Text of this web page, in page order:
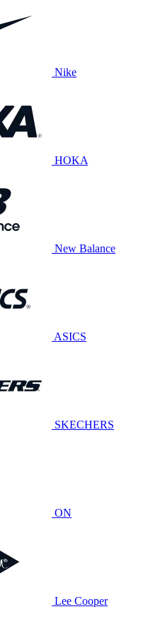
Nike
HOKA
New Balance
ASICS
SKECHERS
ON
Lee Cooper